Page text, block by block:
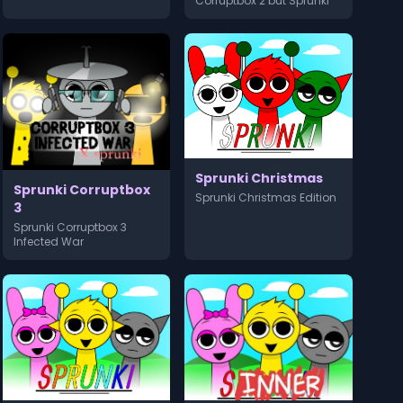
Sprunki Corruptbox
3
Sprunki Corruptbox 3
Infected War
Sprunki Christmas
Sprunki Christmas Edition